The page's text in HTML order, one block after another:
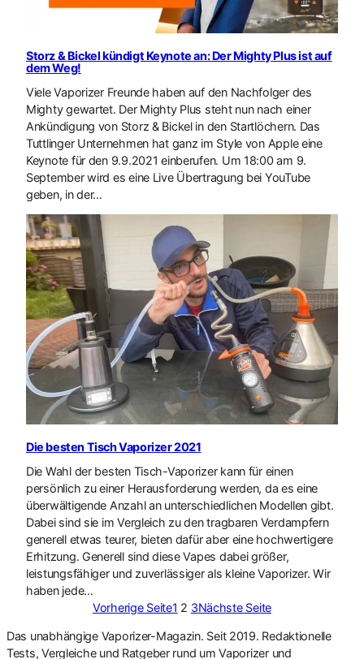
Storz & Bickel kündigt Keynote an: Der Mighty Plus ist auf
dem Weg!
Viele Vaporizer Freunde haben auf den Nachfolger des
Mighty gewartet. Der Mighty Plus steht nun nach einer
Ankündigung von Storz & Bickel in den Startlöchern. Das
Tuttlinger Unternehmen hat ganz im Style von Apple eine
Keynote für den 9.9.2021 einberufen. Um 18:00 am 9.
September wird es eine Live Übertragung bei YouTube
geben, in der…
Die besten Tisch Vaporizer 2021
Die Wahl der besten Tisch-Vaporizer kann für einen
persönlich zu einer Herausforderung werden, da es eine
überwältigende Anzahl an unterschiedlichen Modellen gibt.
Dabei sind sie im Vergleich zu den tragbaren Verdampfern
generell etwas teurer, bieten dafür aber eine hochwertigere
Erhitzung. Generell sind diese Vapes dabei größer,
leistungsfähiger und zuverlässiger als kleine Vaporizer. Wir
haben jede…
Vorherige Seite1 2 3Nächste Seite
Das unabhängige Vaporizer-Magazin. Seit 2019. Redaktionelle
Tests, Vergleiche und Ratgeber rund um Vaporizer und